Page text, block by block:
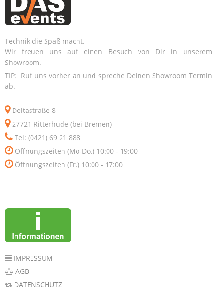
Technik die Spaß macht.
Wir freuen uns auf einen Besuch von Dir in unserem
Showroom.
TIP: Ruf uns vorher an und spreche Deinen Showroom Termin
ab.
Deltastraße 8
27721 Ritterhude (bei Bremen)
Tel: (0421) 69 21 888
Öffnungszeiten (Mo-Do.) 10:00 - 19:00
Öffnungszeiten (Fr.) 10:00 - 17:00
IMPRESSUM
AGB
DATENSCHUTZ